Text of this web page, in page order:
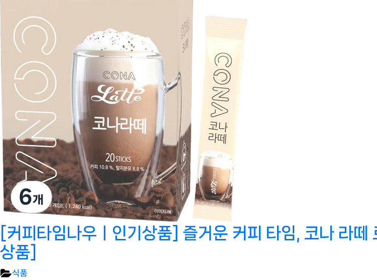
[커피타임나우ㅣ인기상품] 즐거운 커피 타임, 코나
상품]
식품